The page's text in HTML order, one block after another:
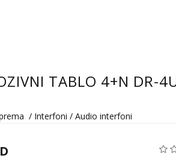
TABLO 4+N DR-
/ Interfoni / Audio interfoni